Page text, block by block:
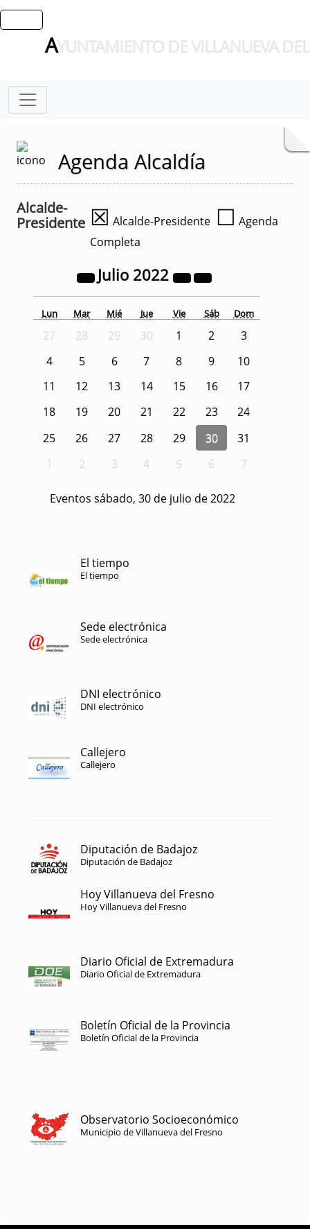
AYUNTAMIENTO DE VILLANUEVA
Agenda Alcaldía
Alcalde-
Presidente ☒ Alcalde-Presidente ☐ Agenda
Completa
Julio 2022
Lun Mar Mié Jue Vie Sáb Dom
27 28 29 30 1 2
3
4
5 6 7 8 9
10
11
12 13 14 15 16
17
18
19 20 21 22 23
24
25
26 27 28 29 30
31
1
2 3 4 5 6 7
Eventos sábado, 30 de julio de 2022
El tiempo
El tiempo
Sede electrónica
Sede electrónica
DNI electrónico
DNI electrónico
Callejero
Callejero
Diputación de Badajoz
Diputación de Badajoz
Hoy Villanueva del Fresno
Hoy Villanueva del Fresno
Diario Oficial de Extremadura
Diario Oficial de Extremadura
Boletín Oficial de la Provincia
Boletín Oficial de la Provincia
Observatorio Socioeconómico
Municipio de Villanueva del Fresno